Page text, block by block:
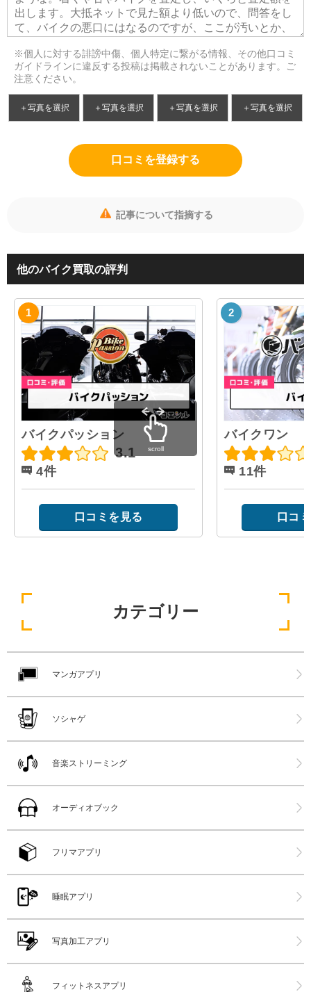
※個人に対する誹謗中傷、個人特定に繋がる情報、その他口コミ
ガイドラインに違反する投稿は掲載されないことがあります。ご
注意ください。
＋写真を選択 ＋写真を選択 ＋写真を選択 ＋写真を選択
口コミを登録する
記事について指摘する
他のバイク買取の評判
バイクパッション
3.1
4件
口コミを見る
バイクワン
11件
口コ
scroll
カテゴリー
マンガアプリ
ソシャゲ
音楽ストリーミング
オーディオブック
フリマアプリ
睡眠アプリ
写真加工アプリ
フィットネスアプリ